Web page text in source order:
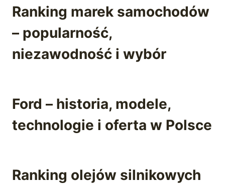
Ranking marek samochodów
– popularność,
niezawodność i wybór
Ford – historia, modele,
technologie i oferta w Polsce
Ranking olejów silnikowych